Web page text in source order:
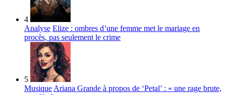
4
Analyse Elize : ombres d’une femme met le mariage en
procès, pas seulement le crime
5
Musique Ariana Grande à propos de ‘Petal’ : « une rage brute,